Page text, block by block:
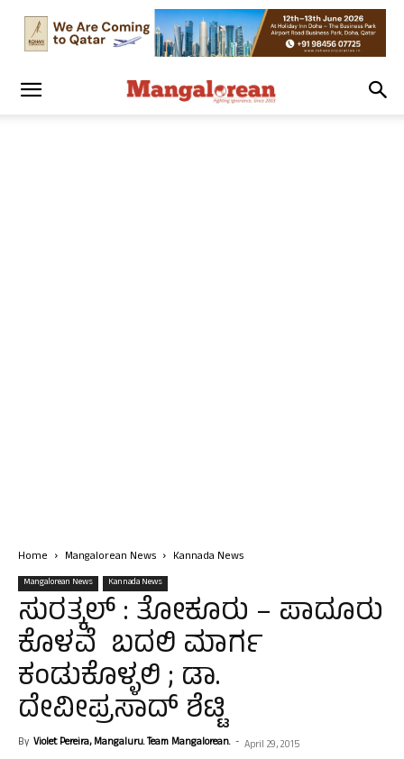
Home Mangalorean News Kannada News
Mangalorean News Kannada News
ಸುರತ್ಕಲ್ : ತೋಕೂರು – ಪಾದೂರು
ಕೊಳವೆ ಬದಲಿ ಮಾರ್ಗ
ಕಂಡುಕೊಳ್ಳಲಿ ; ಡಾ.
ದೇವೀಪ್ರಸಾದ್ ಶೆಟ್ಟಿ
By Violet Pereira, Mangaluru. Team Mangalorean. - April 29, 2015